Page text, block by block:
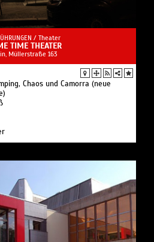
/ Theater
TIME THEATER
​Müllerstraße 163
Chaos und Camorra (neue